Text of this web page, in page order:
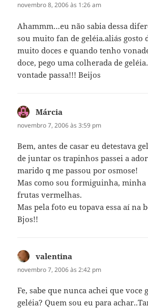
novembro 8, 2006 às 1:26 am
Ahammm…eu não sabia dessa
sou muito fan de geléia.aliás gosto
muito doces e quando tenho
doce, pego uma colherada de
vontade passa!!! Beijos
Márcia
novembro 7, 2006 às 3:59 pm
Bem, antes de casar eu detestava
de juntar os trapinhos passei a
marido q me passou por osmose!
Mas como sou formiguinha, minha
frutas vermelhas.
Mas pela foto eu topava essa aí na
Bjos!!
valentina
novembro 7, 2006 às 2:42 pm
Fe, sabe que nunca achei que voce
geléia? Quem sou eu para